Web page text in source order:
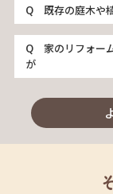
既存の庭木や
家のリフォー
が